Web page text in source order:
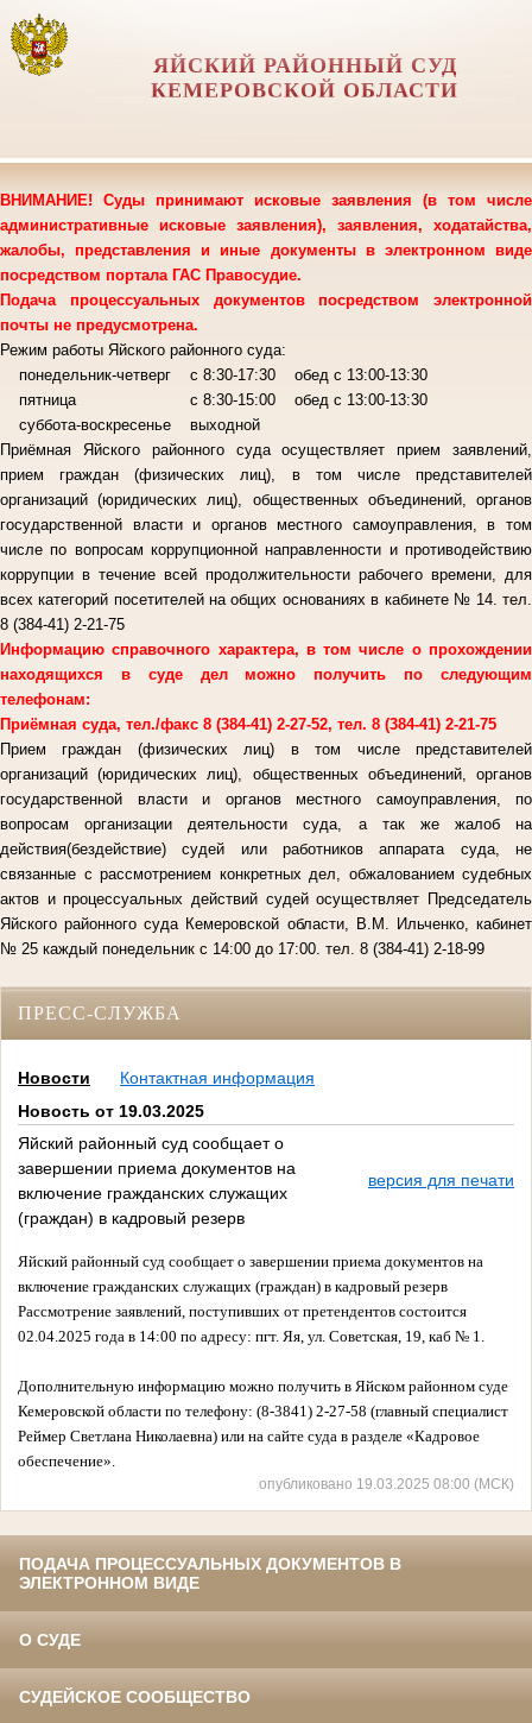
ЯЙСКИЙ РАЙОННЫЙ СУД
КЕМЕРОВСКОЙ ОБЛАСТИ
ВНИМАНИЕ! Суды принимают исковые заявления (в том числе
административные исковые заявления), заявления, ходатайства,
жалобы, представления и иные документы в электронном виде
посредством портала ГАС Правосудие.
Подача процессуальных документов посредством электронной
почты не предусмотрена.
Режим работы Яйского районного суда:
понедельник-четверг с 8:30-17:30 обед с 13:00-13:30
пятница с 8:30-15:00 обед с 13:00-13:30
суббота-воскресенье выходной
Приёмная Яйского районного суда осуществляет прием заявлений,
прием граждан (физических лиц), в том числе представителей
организаций (юридических лиц), общественных объединений, органов
государственной власти и органов местного самоуправления, в том
числе по вопросам коррупционной направленности и противодействию
коррупции в течение всей продолжительности рабочего времени, для
всех категорий посетителей на общих основаниях в кабинете № 14. тел.
8 (384-41) 2-21-75
Информацию справочного характера, в том числе о прохождении
находящихся в суде дел можно получить по следующим
телефонам:
Приёмная суда, тел./факс 8 (384-41) 2-27-52, тел. 8 (384-41) 2-21-75
Прием граждан (физических лиц) в том числе представителей
организаций (юридических лиц), общественных объединений, органов
государственной власти и органов местного самоуправления, по
вопросам организации деятельности суда, а так же жалоб на
действия(бездействие) судей или работников аппарата суда, не
связанные с рассмотрением конкретных дел, обжалованием судебных
актов и процессуальных действий судей осуществляет Председатель
Яйского районного суда Кемеровской области, В.М. Ильченко, кабинет
№ 25 каждый понедельник с 14:00 до 17:00. тел. 8 (384-41) 2-18-99
ПРЕСС-СЛУЖБА
Новости
Контактная информация
Новость от 19.03.2025
Яйский районный суд сообщает о
завершении приема документов на
включение гражданских служащих
(граждан) в кадровый резерв
версия для печати
Яйский районный суд сообщает о завершении приема документов на
включение гражданских служащих (граждан) в кадровый резерв
Рассмотрение заявлений, поступивших от претендентов состоится
02.04.2025 года в 14:00 по адресу: пгт. Яя, ул. Советская, 19, каб № 1.
Дополнительную информацию можно получить в Яйском районном суде
Кемеровской области по телефону: (8-3841) 2-27-58 (главный специалист
Реймер Светлана Николаевна) или на сайте суда в разделе «Кадровое
обеспечение».
опубликовано 19.03.2025 08:00 (МСК)
ПОДАЧА ПРОЦЕССУАЛЬНЫХ ДОКУМЕНТОВ В
ЭЛЕКТРОННОМ ВИДЕ
О СУДЕ
СУДЕЙСКОЕ СООБЩЕСТВО